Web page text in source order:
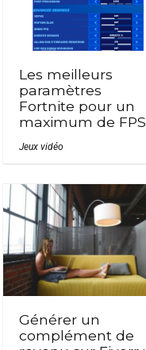
Les meilleurs
paramètres
Fortnite pour un
maximum de FPS
Jeux vidéo
Générer un
complément de